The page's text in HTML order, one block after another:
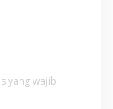
yang wajib